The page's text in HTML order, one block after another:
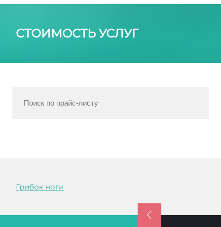
СТОИМОСТЬ УСЛУГ
Грибок ноги